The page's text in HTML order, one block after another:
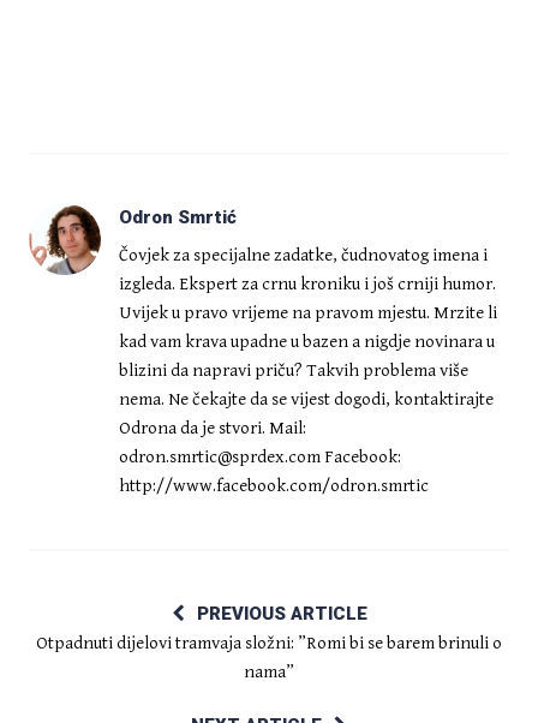
Odron Smrtić
Čovjek za specijalne zadatke, čudnovatog imena i
izgleda. Ekspert za crnu kroniku i još crniji humor.
Uvijek u pravo vrijeme na pravom mjestu. Mrzite li
kad vam krava upadne u bazen a nigdje novinara u
blizini da napravi priču? Takvih problema više
nema. Ne čekajte da se vijest dogodi, kontaktirajte
Odrona da je stvori. Mail:
odron.smrtic@sprdex.com Facebook:
http://www.facebook.com/odron.smrtic
PREVIOUS ARTICLE
Otpadnuti dijelovi tramvaja složni: ”Romi bi se barem brinuli o
nama”